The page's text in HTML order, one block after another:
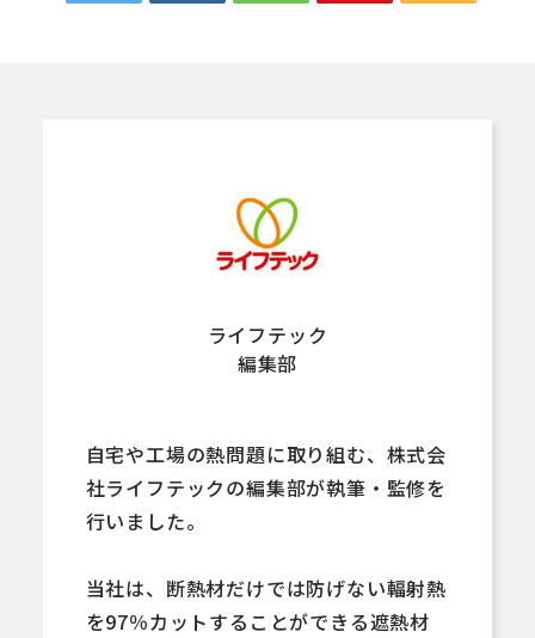
ライフテック
編集部
自宅や工場の熱問題に取り組む、株式会
社ライフテックの編集部が執筆・監修を
行いました。
当社は、断熱材だけでは防げない輻射熱
を97％カットすることができる遮熱材